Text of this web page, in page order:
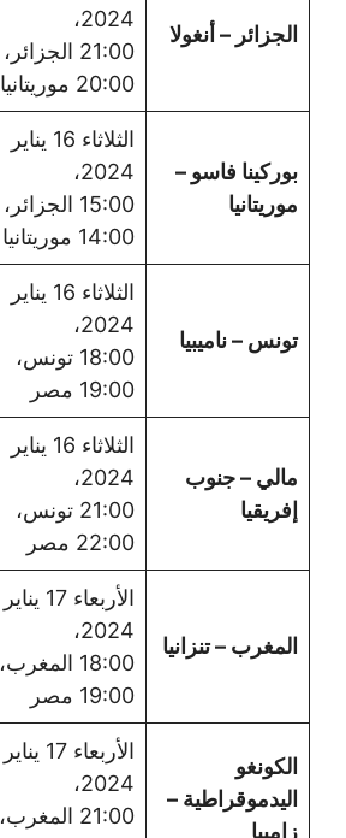
الجزائر – أنغولا
2024،
21:00 الجزائر،
20:00 موريتانيا
بوركينا فاسو –
موريتانيا
الثلاثاء 16 يناير
2024،
15:00 الجزائر،
14:00 موريتانيا
تونس – ناميبيا
الثلاثاء 16 يناير
2024،
18:00 تونس،
19:00 مصر
مالي – جنوب
إفريقيا
الثلاثاء 16 يناير
2024،
21:00 تونس،
22:00 مصر
المغرب – تنزانيا
الأربعاء 17 يناير
2024،
18:00 المغرب،
19:00 مصر
الكونغو
اليدموقراطية –
زامبيا
الأربعاء 17 يناير
2024،
21:00 المغرب،